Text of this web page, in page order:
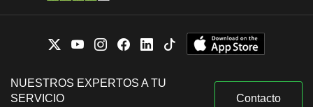
NUESTROS EXPERTOS A TU
SERVICIO
Contacto